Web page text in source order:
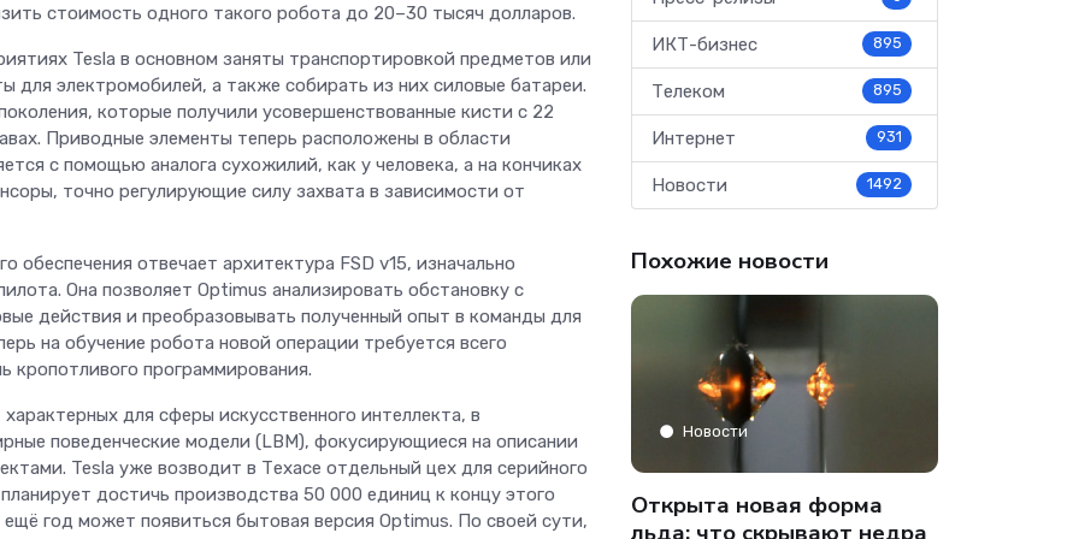
стоимость одного такого робота до 20–30 тысяч долларов.
Tesla в основном заняты транспортировкой предметов или
для электромобилей, а также собирать из них силовые батареи.
которые получили усовершенствованные кисти с 22
Приводные элементы теперь расположены в области
с помощью аналога сухожилий, как у человека, а на кончиках
точно регулирующие силу захвата в зависимости от
обеспечения отвечает архитектура FSD v15, изначально
Она позволяет Optimus анализировать обстановку с
действия и преобразовывать полученный опыт в команды для
на обучение робота новой операции требуется всего
кропотливого программирования.
для сферы искусственного интеллекта, в
поведенческие модели (LBM), фокусирующиеся на описании
Tesla уже возводит в Техасе отдельный цех для серийного
достичь производства 50 000 единиц к концу этого
год может появиться бытовая версия Optimus. По своей сути,
ИКТ-бизнес 895
Телеком 895
Интернет 931
Новости 1492
Похожие новости
Телеком
Больше не «ловите» только
на вокзалах: «МегаФон»
Новости
Открыта новая форма